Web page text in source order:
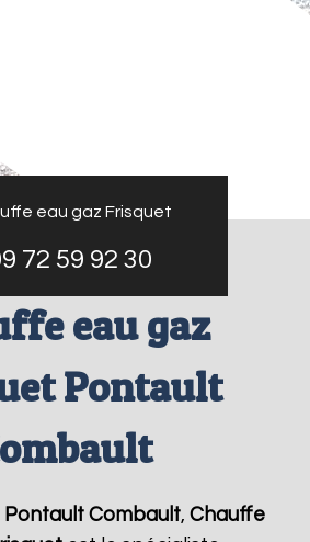
eau gaz Frisquet
72 59 92 30
eau gaz
Pontault
Pontault Combault, Chauffe